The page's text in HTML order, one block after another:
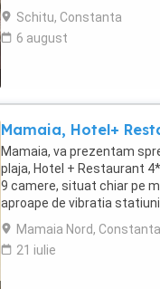
camere triple. Locația
Schitu, Constanta
6 august
Mamaia, Hotel+
Mamaia, va prezentam
plaja, Hotel + Restaurant
9 camere, situat chiar pe
aproape de vibratia
dispune ...
Mamaia Nord,
21 iulie